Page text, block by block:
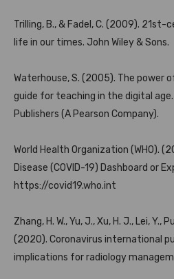
Trilling, B., & Fadel, C. (2009).
life in our times. John Wiley & Sons.
Waterhouse, S. (2005). The power
guide for teaching in the digital age.
Publishers (A Pearson Company).
World Health Organization (WHO).
Disease (COVID-19) Dashboard or
https://covid19.who.int
Zhang, H. W., Yu, J., Xu, H. J., Lei, Y.,
(2020). Coronavirus international
implications for radiology